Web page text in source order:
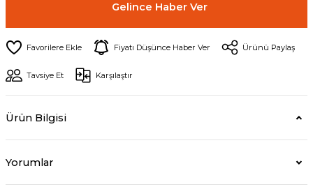
Gelince Haber Ver
Fiyatı Düşünce Haber Ver Ürünü Paylaş
Tavsiye Et Karşılaştır
Ürün Bilgisi
Yorumlar